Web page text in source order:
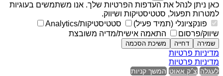
כאן ניתן לנהל את העדפות הפרטיות שלך. אנו משתמשים בעוגיות
למטרות תפעול, סטטיסטיקות ושיווק.
פונקציונלי (תמיד פעיל)
סטטיסטיקות/Analytics
שיווק/פרסום
התאמה אישית/מדיה משובצת
שמירה דחייה משיכת הסכמה
מדיניות פרטיות
מדיניות פרטיות
לעגלה צ׳ק אאוט המשך קניות